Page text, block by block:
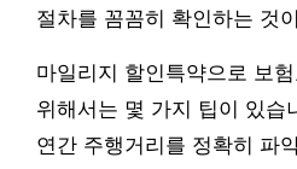
절차를 꼼꼼히 확인하는 것
마일리지 할인특약으로 보
위해서는 몇 가지 팁이 있습
연간 주행거리를 정확히 파